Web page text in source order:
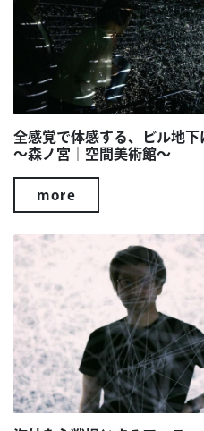
全感覚で体感する、ビル地
～森ノ宮｜空間美術館～
more